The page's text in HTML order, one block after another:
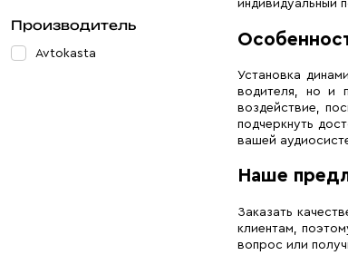
Производитель
Avtokasta
индивидуальный
Установка
водителя, но и
воздействие,
подчеркнуть
вашей
Наше
Заказать
клиентам,
вопрос или